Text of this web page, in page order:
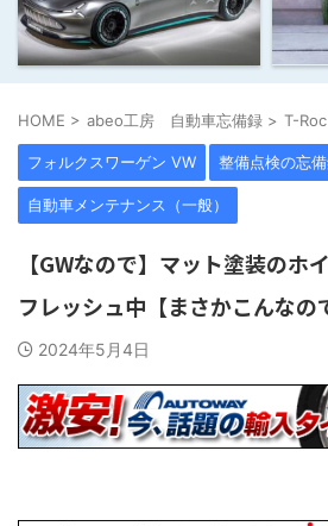
HOME > abeo工房 自動車忘備録 > T-
フォルクスワーゲン VW 整備点検の忘
自動車メンテナンス（一般）
【GWなので】マット塗装のホ
フレッシュ中【まさかこんなの
2024年5月4日